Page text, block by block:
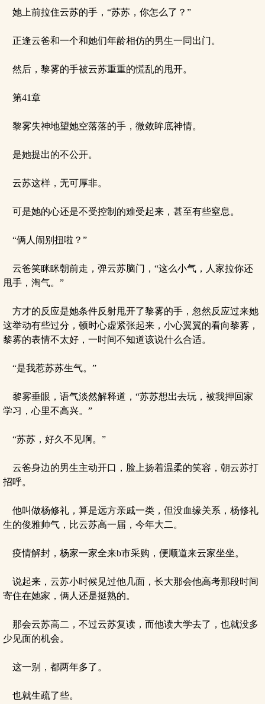
她上前拉住云苏的手，“苏苏，你怎么了？”
正逢云爸和一个和她们年龄相仿的男生一同出门。
然后，黎雾的手被云苏重重的慌乱的甩开。
第41章
黎雾失神地望她空落落的手，微敛眸底神情。
是她提出的不公开。
云苏这样，无可厚非。
可是她的心还是不受控制的难受起来，甚至有些窒息。
“俩人闹别扭啦？”
云爸笑眯眯朝前走，弹云苏脑门，“这么小气，人家拉你还
甩手，淘气。”
方才的反应是她条件反射甩开了黎雾的手，忽然反应过来她
这举动有些过分，顿时心虚紧张起来，小心翼翼的看向黎雾，
黎雾的表情不太好，一时间不知道该说什么合适。
“是我惹苏苏生气。”
黎雾垂眼，语气淡然解释道，“苏苏想出去玩，被我押回家
学习，心里不高兴。”
“苏苏，好久不见啊。”
云爸身边的男生主动开口，脸上扬着温柔的笑容，朝云苏打
招呼。
他叫做杨修礼，算是远方亲戚一类，但没血缘关系，杨修礼
生的俊雅帅气，比云苏高一届，今年大二。
疫情解封，杨家一家全来b市采购，便顺道来云家坐坐。
说起来，云苏小时候见过他几面，长大那会他高考那段时间
寄住在她家，俩人还是挺熟的。
那会云苏高二，不过云苏复读，而他读大学去了，也就没多
少见面的机会。
这一别，都两年多了。
也就生疏了些。